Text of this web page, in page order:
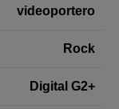
videoportero
Rock
Digital G2+